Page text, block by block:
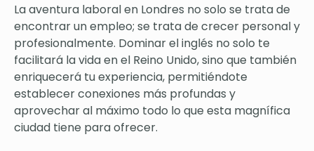
La aventura laboral en Londres no solo se trata de
encontrar un empleo; se trata de crecer personal y
profesionalmente. Dominar el inglés no solo te
facilitará la vida en el Reino Unido, sino que también
enriquecerá tu experiencia, permitiéndote
establecer conexiones más profundas y
aprovechar al máximo todo lo que esta magnífica
ciudad tiene para ofrecer.